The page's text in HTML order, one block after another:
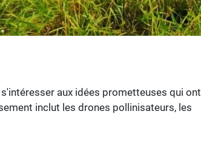
aux idées prometteuses qui ont
inclut les drones pollinisateurs, les